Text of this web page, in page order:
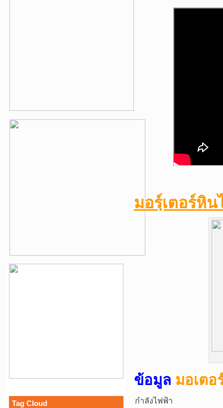
Tag Cloud
มอรฺ์เตอร์หิน
ข้อมูล มอเตอ
กำลังไฟฟ้า